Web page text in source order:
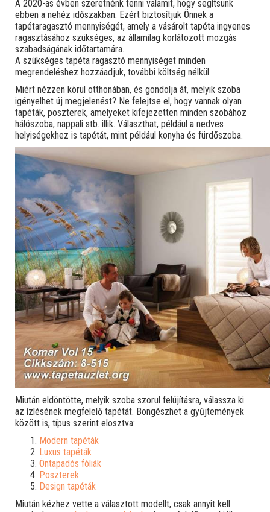
A 2020-as évben szeretnénk tenni valamit, hogy segítsünk
ebben a nehéz időszakban. Ezért biztosítjuk Önnek a
tapétaragasztó mennyiségét, amely a vásárolt tapéta ingyenes
ragasztásához szükséges, az államilag korlátozott mozgás
szabadságának időtartamára.
A szükséges tapéta ragasztó mennyiséget minden
megrendeléshez hozzáadjuk, további költség nélkül.
Miért nézzen körül otthonában, és gondolja át, melyik szoba
igényelhet új megjelenést? Ne felejtse el, hogy vannak olyan
tapéták, poszterek, amelyeket kifejezetten minden szobához
hálószoba, nappali stb. illik. Választhat, például a nedves
helyiségekhez is tapétát, mint például konyha és fürdőszoba.
Miután eldöntötte, melyik szoba szorul felújításra, válassza ki
az ízlésének megfelelő tapétát. Böngészhet a gyűjtemények
között is, típus szerint elosztva:
Modern tapéták
Luxus tapéták
Öntapadós fóliák
Poszterek
Design tapéták
Miután kézhez vette a választott modellt, csak annyit kell